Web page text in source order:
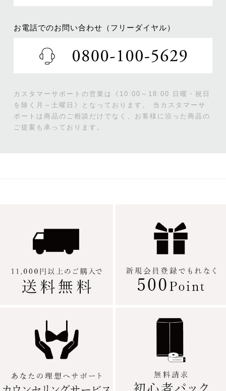
お電話でのお問い合わせ（フリーダイヤル）
カスタマーサポートの営業は《10:00～18:00 日曜・祝日
を除く月～土曜日》となっております。
当カスタマーサ
ポートは商品のご相談だけでなく、お客様に沿った商品の
ご提案も承っております。